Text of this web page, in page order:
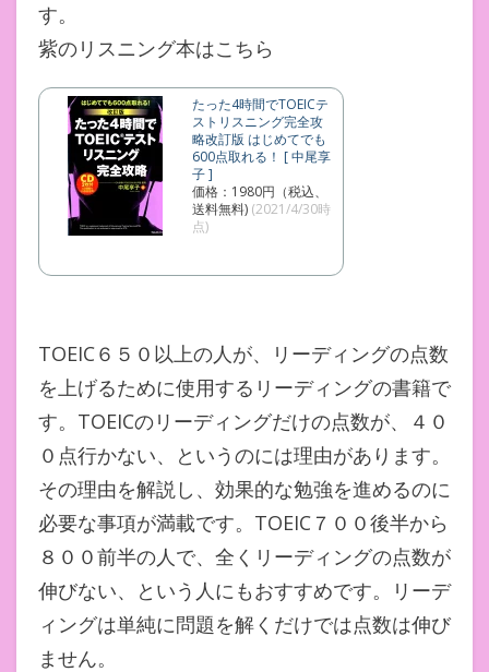
す。
紫のリスニング本はこちら
たった4時間でTOEICテ
ストリスニング完全攻
略改訂版 はじめてでも
600点取れる！ [ 中尾享
子 ]
価格：1980円（税込、
送料無料) (2021/4/30時
点)
TOEIC６５０以上の人が、リーディングの点数
を上げるために使用するリーディングの書籍で
す。TOEICのリーディングだけの点数が、４０
０点行かない、というのには理由があります。
その理由を解説し、効果的な勉強を進めるのに
必要な事項が満載です。TOEIC７００後半から
８００前半の人で、全くリーディングの点数が
伸びない、という人にもおすすめです。リーデ
ィングは単純に問題を解くだけでは点数は伸び
ません。